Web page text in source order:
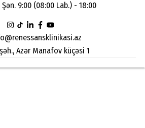
Azər Manafov küçəsi 1
9:00 (08:00 Lab.) - 18:00